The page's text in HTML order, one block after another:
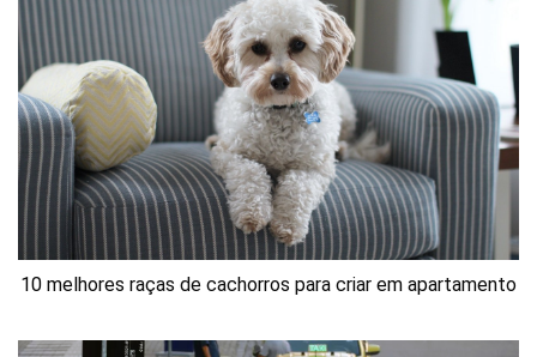
10 melhores raças de cachorros para criar em apartamento